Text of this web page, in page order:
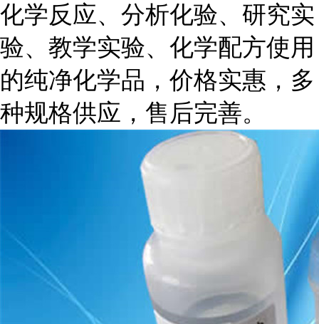
化学反应、分析化验、研究实
验、教学实验、化学配方使用
的纯净化学品，价格实惠，多
种规格供应，售后完善。